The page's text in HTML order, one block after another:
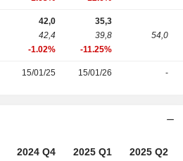
42,0
42,4
-1.02%
35,3
39,8
-11.25%
54,0
15/01/25 15/01/26 -
2024 Q4 2025 Q1 2025 Q2